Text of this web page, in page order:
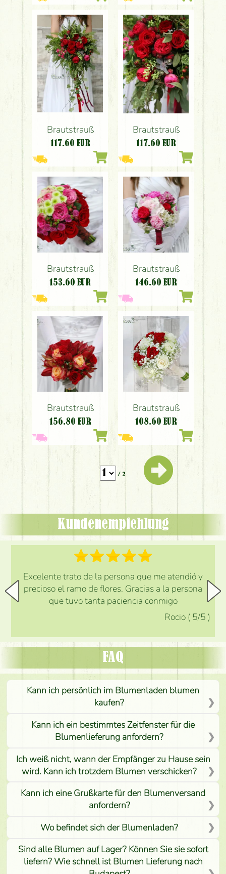
Brautstrauß
117.60 EUR
Brautstrauß
117.60 EUR
Brautstrauß
153.60 EUR
Brautstrauß
146.60 EUR
Brautstrauß
156.80 EUR
Brautstrauß
108.60 EUR
/ 2
Kundenempfehlung
Excelente trato de la persona que me atendió y
precioso el ramo de flores. Gracias a la persona
que tuvo tanta paciencia conmigo
Rocio ( 5/5 )
FAQ
Kann ich persönlich im Blumenladen blumen
kaufen?
Kann ich ein bestimmtes Zeitfenster für die
Blumenlieferung anfordern?
Ich weiß nicht, wann der Empfänger zu Hause sein
wird. Kann ich trotzdem Blumen verschicken?
Kann ich eine Grußkarte für den Blumenversand
anfordern?
Wo befindet sich der Blumenladen?
Sind alle Blumen auf Lager? Können Sie sie sofort
liefern? Wie schnell ist Blumen Lieferung nach